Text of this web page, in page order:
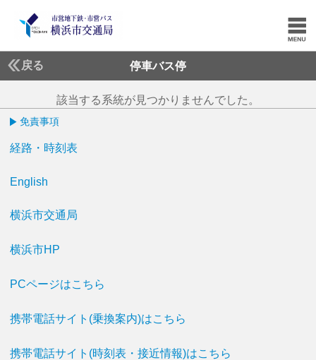
戻る 停車バス停
該当する系統が見つかりませんでした。
免責事項
経路・時刻表
English
横浜市交通局
横浜市HP
PCページはこちら
携帯電話サイト(乗換案内)はこちら
携帯電話サイト(時刻表・接近情報)はこちら